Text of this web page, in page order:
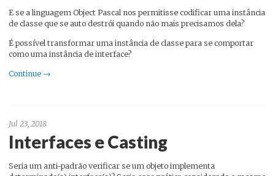
E se a linguagem Object Pascal nos permitisse codificar uma instância
de classe que se auto destrói quando não mais precisamos dela?
É possível transformar uma instância de classe para se comportar
como uma instância de interface?
Continue →
Jul 23, 2018
Interfaces e Casting
Seria um anti-padrão verificar se um objeto implementa